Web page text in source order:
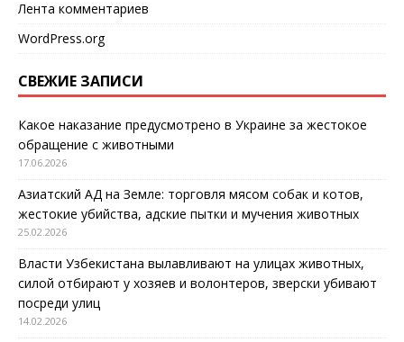
Лента комментариев
WordPress.org
СВЕЖИЕ ЗАПИСИ
Какое наказание предусмотрено в Украине за жестокое
обращение с животными
17.06.2026
Азиатский АД на Земле: торговля мясом собак и котов,
жестокие убийства, адские пытки и мучения животных
25.02.2026
Власти Узбекистана вылавливают на улицах животных,
силой отбирают у хозяев и волонтеров, зверски убивают
посреди улиц
14.02.2026